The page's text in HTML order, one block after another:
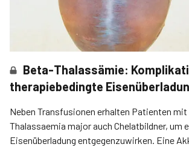
Beta-Thalassämie:
therapiebedingte
Neben Transfusionen erhalten Patienten
Thalassaemia major auch Chelatbildner, um
Eisenüberladung entgegenzuwirken. Eine